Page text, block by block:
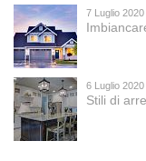
7 Luglio 2020
6 Luglio 2020
Stili di